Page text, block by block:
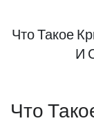
Что Такое
И
Что